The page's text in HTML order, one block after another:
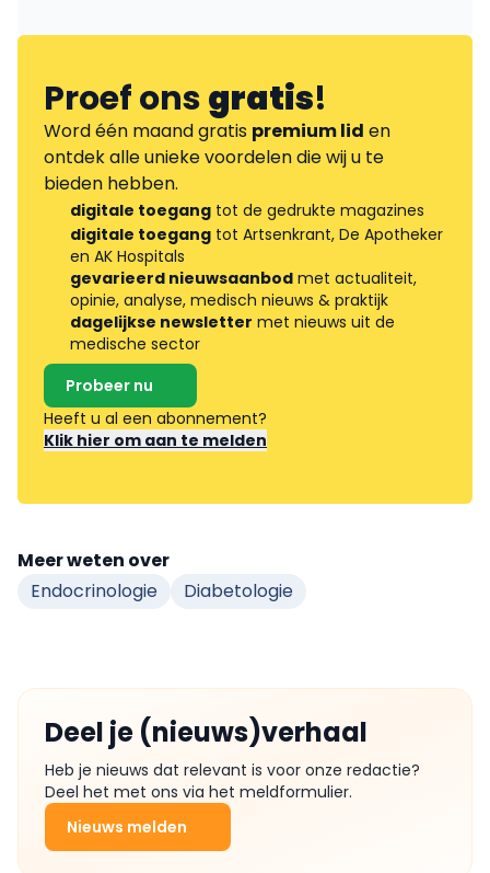
Proef onsgratis!
Word één maand gratis premium lid en
ontdek alle unieke voordelen die wij u te
bieden hebben.
digitale toegang tot de gedrukte magazines
digitale toegang tot Artsenkrant, De Apotheker
en AK Hospitals
gevarieerd nieuwsaanbod met actualiteit,
opinie, analyse, medisch nieuws & praktijk
dagelijkse newsletter met nieuws uit de
medische sector
Probeer nu
Heeft u al een abonnement?
Klik hier om aan te melden
Meer weten over
Endocrinologie
Diabetologie
Deel je (nieuws)verhaal
Heb je nieuws dat relevant is voor onze redactie?
Deel het met ons via het meldformulier.
Nieuws melden